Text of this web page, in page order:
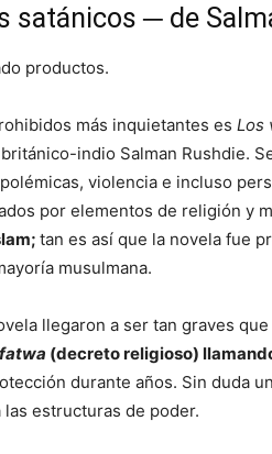
satánicos ─ de
productos.
más inquietantes es Los
indio Salman Rushdie.
violencia e incluso
por elementos de religión y
tan es así que la novela fue
musulmana.
llegaron a ser tan graves que
fatwa (decreto religioso)
durante años. Sin duda
estructuras de poder.